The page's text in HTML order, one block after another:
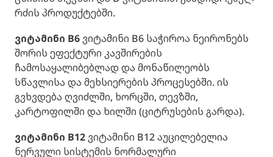
რძის პროდუქტებში.
ვიტამინი B6ვიტამინი B6 საჭიროა ნეირონებს
შორის ეფექტური კავშირების
ჩამოსაყალიბებლად და მონაწილეობს
სწავლისა და მეხსიერების პროცესებში. ის
გვხვდება ღვიძლში, ხორცში, თევზში,
კარტოფილში და ხილში (ციტრუსების გარდა).
ვიტამინი B12ვიტამინი B12 აუცილებელია
ნერვული სისტემის ნორმალური